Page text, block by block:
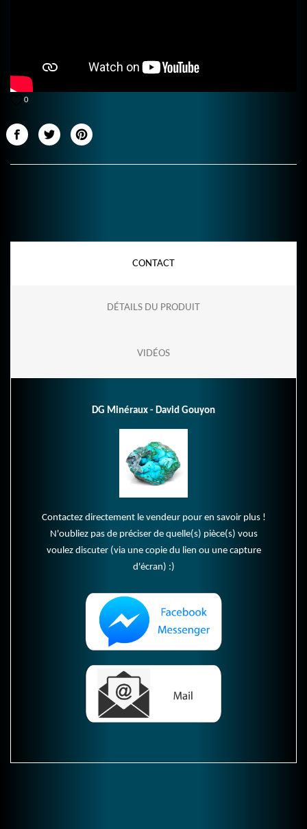
0
CONTACT
DÉTAILS DU PRODUIT
VIDÉOS
DG Minéraux - David Gouyon
Contactez directement le vendeur pour en savoir plus !
N'oubliez pas de préciser de quelle(s) pièce(s) vous
voulez discuter (via une copie du lien ou une capture
d'écran) :)